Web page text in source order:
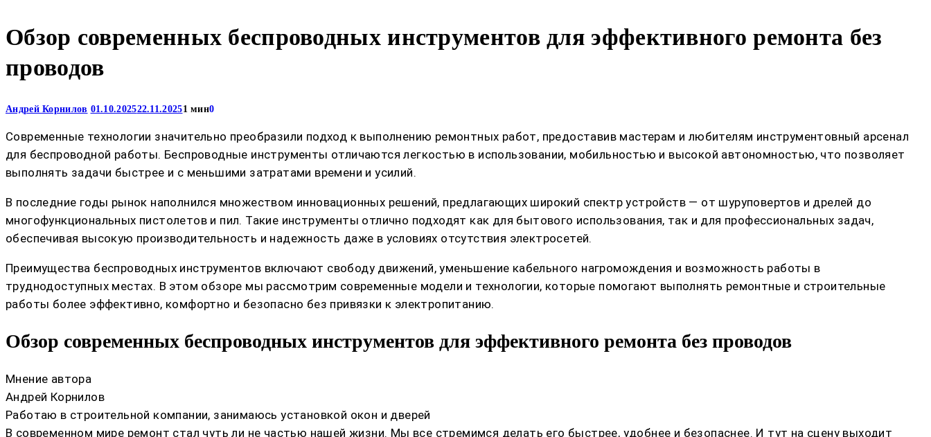
Обзор современных беспроводных инструментов для эффективного ремонта без
проводов
Андрей Корнилов 01.10.202522.11.20251 мин0
Современные технологии значительно преобразили подход к выполнению ремонтных работ, предоставив мастерам и любителям инструментовный арсенал
для беспроводной работы. Беспроводные инструменты отличаются легкостью в использовании, мобильностью и высокой автономностью, что позволяет
выполнять задачи быстрее и с меньшими затратами времени и усилий.
В последние годы рынок наполнился множеством инновационных решений, предлагающих широкий спектр устройств — от шуруповертов и дрелей до
многофункциональных пистолетов и пил. Такие инструменты отлично подходят как для бытового использования, так и для профессиональных задач,
обеспечивая высокую производительность и надежность даже в условиях отсутствия электросетей.
Преимущества беспроводных инструментов включают свободу движений, уменьшение кабельного нагромождения и возможность работы в
труднодоступных местах. В этом обзоре мы рассмотрим современные модели и технологии, которые помогают выполнять ремонтные и строительные
работы более эффективно, комфортно и безопасно без привязки к электропитанию.
Обзор современных беспроводных инструментов для эффективного ремонта без проводов
Мнение автора
Андрей Корнилов
Работаю в строительной компании, занимаюсь установкой окон и дверей
В современном мире ремонт стал чуть ли не частью нашей жизни. Мы все стремимся делать его быстрее, удобнее и безопаснее. И тут на сцену выходит